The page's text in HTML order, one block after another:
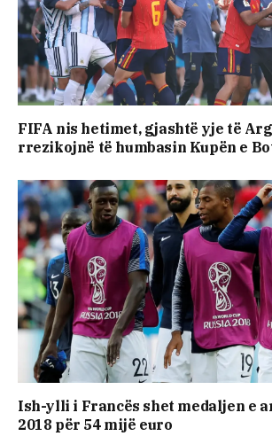
FIFA nis hetimet, gjashtë yje të
rrezikojnë të humbasin Kupën e
Ish-ylli i Francës shet medaljen e
2018 për 54 mijë euro